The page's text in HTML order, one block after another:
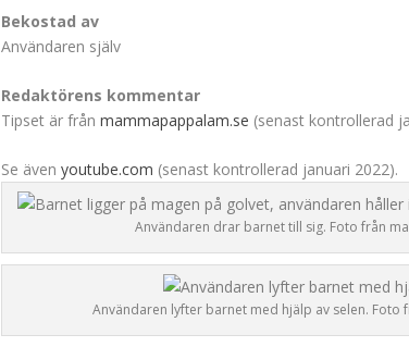
Bekostad av
Användaren själv
Redaktörens kommentar
Tipset är från mammapappalam.se (senast kontrollerad
Se även youtube.com (senast kontrollerad januari 2022).
Användaren drar barnet till sig. Foto från
Användaren lyfter barnet med hjälp av selen. Foto